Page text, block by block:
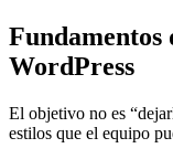
Fundamentos
WordPress
El objetivo no es
estilos que el equipo